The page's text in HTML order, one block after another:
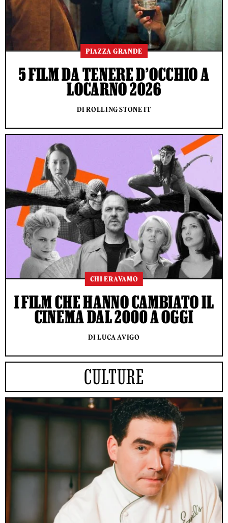
PIAZZA GRANDE
5 FILM DA TENERE D’OCCHIO A
LOCARNO 2026
DI ROLLING STONE IT
CHI ERAVAMO
I FILM CHE HANNO CAMBIATO IL
CINEMA DAL 2000 A OGGI
DI LUCA AVIGO
CULTURE